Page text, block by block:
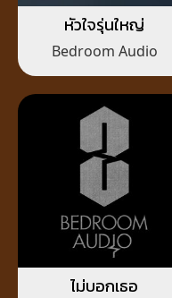
หัวใจรุ่นใหญ่
Bedroom Audio
ไม่บอกเธอ